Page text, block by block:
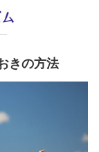
きの方法